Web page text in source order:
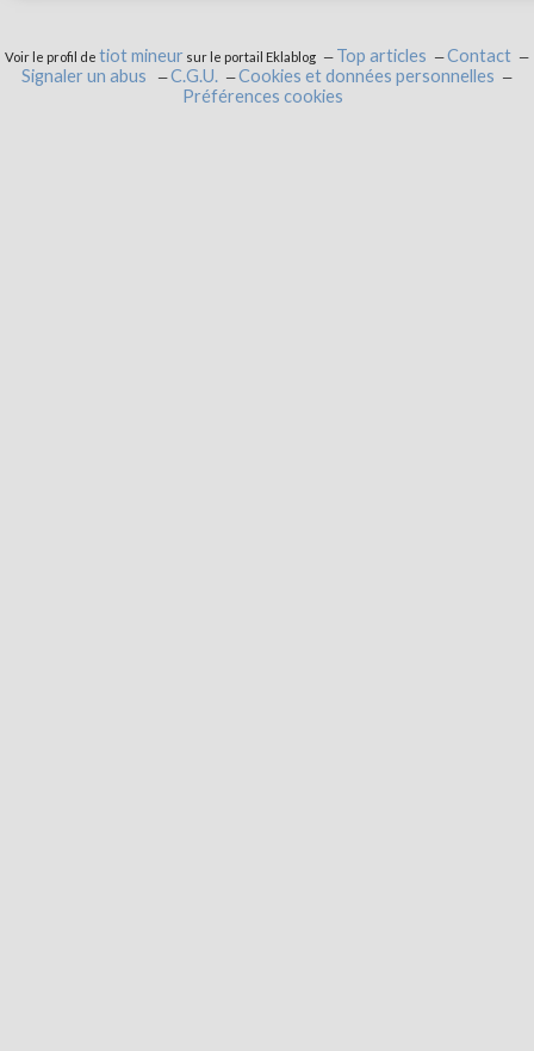
Voir le profil de tiot mineur sur le portail Eklablog Top articles
Contact
Signaler un abus
C.G.U.
Cookies et données personnelles
Préférences cookies